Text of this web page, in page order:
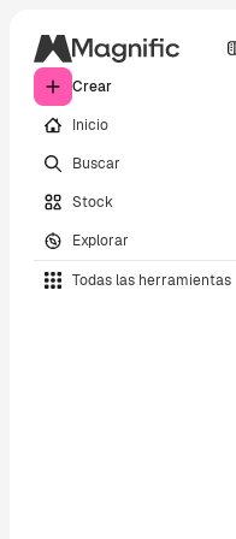
Crear
Inicio
Buscar
Stock
Explorar
Todas las herramientas